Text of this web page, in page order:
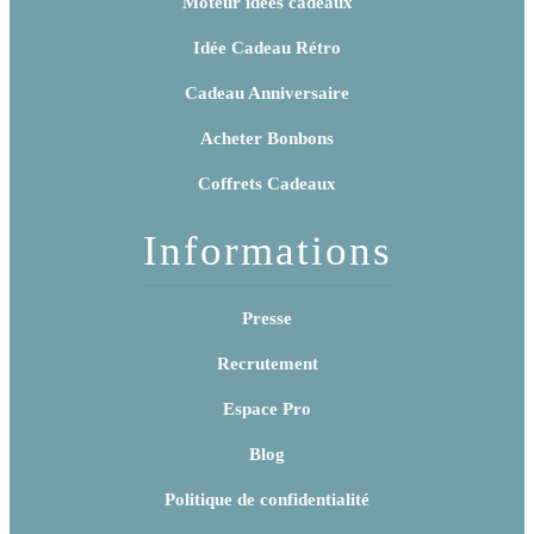
Idée Cadeau Rétro
Cadeau Anniversaire
Acheter Bonbons
Coffrets Cadeaux
Informations
Presse
Recrutement
Espace Pro
Blog
Politique de confidentialité